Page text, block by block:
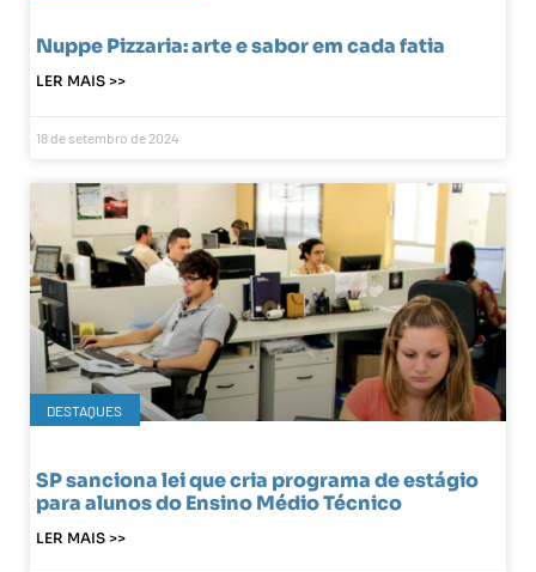
Nuppe Pizzaria: arte e sabor em cada fatia
LER MAIS >>
18 de setembro de 2024
DESTAQUES
SP sanciona lei que cria programa de estágio
para alunos do Ensino Médio Técnico
LER MAIS >>